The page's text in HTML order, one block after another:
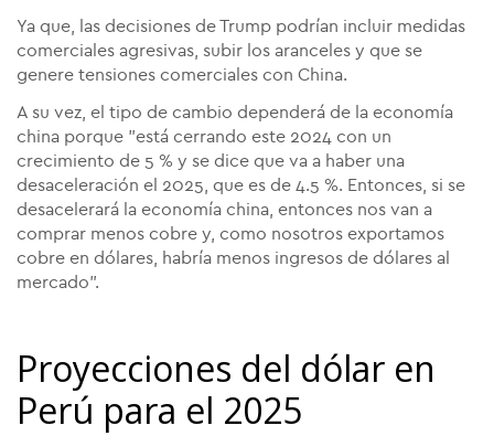
Ya que, las decisiones de Trump podrían incluir medidas
comerciales agresivas, subir los aranceles y que se
genere tensiones comerciales con China.
A su vez, el tipo de cambio dependerá de la economía
china porque "está cerrando este 2024 con un
crecimiento de 5 % y se dice que va a haber una
desaceleración el 2025, que es de 4.5 %. Entonces, si se
desacelerará la economía china, entonces nos van a
comprar menos cobre y, como nosotros exportamos
cobre en dólares, habría menos ingresos de dólares al
mercado".
Proyecciones del dólar en
Perú para el 2025